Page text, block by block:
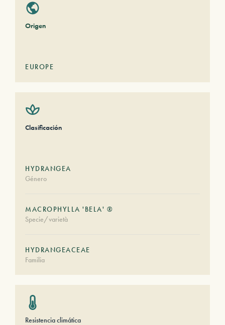
Origen
EUROPE
Clasificación
HYDRANGEA
Género
MACROPHYLLA 'BELA' ®
Specie/varietà
HYDRANGEACEAE
Familia
Resistencia climática